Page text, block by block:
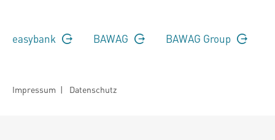
easybank BAWAG BAWAG Group
Impressum | Datenschutz